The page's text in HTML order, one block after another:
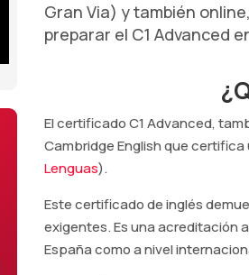
Gran Via) y también
preparar el C1 Advanced
El certificado C1 Advanced,
Cambridge English que certifica
Lenguas).
Este certificado de inglés
exigentes. Es una acreditación
España como a nivel